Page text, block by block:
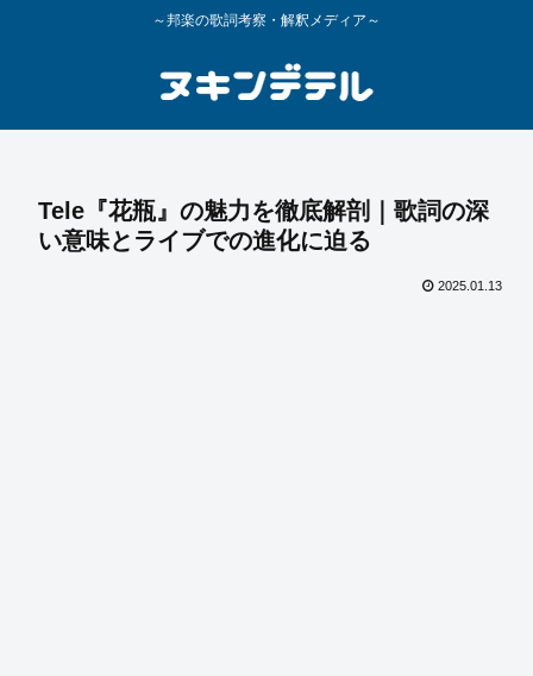
～邦楽の歌詞考察・解釈メディア～
Tele『花瓶』の魅力を徹底解剖｜歌詞の深
い意味とライブでの進化に迫る
2025.01.13